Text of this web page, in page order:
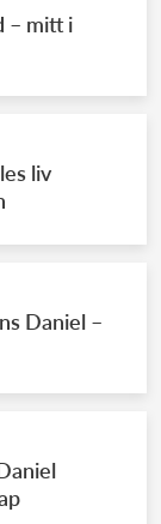
– mitt i
liv
Daniel –